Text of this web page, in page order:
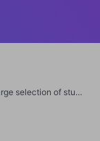
On Chennai's busy Pallavaram-Thuraipakkam Road sits the upscale apartment complex known as Prestige Pallava Gardens. It has a large selection of studio apartments and luxury apartments to suit a range of needs and price ranges. https://www.prestigepallavagardens.live/